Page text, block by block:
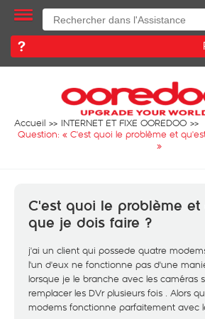
Accueil
INTERNET ET FIXE OOREDOO
Question: « C'est quoi le problème et
»
C'est quoi le problème et
que je dois faire ?
j'ai un client qui possede quatre
l'un d'eux ne fonctionne pas d'une
lorsque je le branche avec les caméras
remplacer les DVr plusieurs fois . Alors
modems fonctionne parfaitement avec